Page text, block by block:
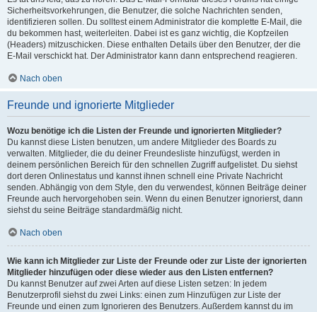
Sicherheitsvorkehrungen, die Benutzer, die solche Nachrichten senden,
identifizieren sollen. Du solltest einem Administrator die komplette E-Mail, die
du bekommen hast, weiterleiten. Dabei ist es ganz wichtig, die Kopfzeilen
(Headers) mitzuschicken. Diese enthalten Details über den Benutzer, der die
E-Mail verschickt hat. Der Administrator kann dann entsprechend reagieren.
Nach oben
Freunde und ignorierte Mitglieder
Wozu benötige ich die Listen der Freunde und ignorierten Mitglieder?
Du kannst diese Listen benutzen, um andere Mitglieder des Boards zu
verwalten. Mitglieder, die du deiner Freundesliste hinzufügst, werden in
deinem persönlichen Bereich für den schnellen Zugriff aufgelistet. Du siehst
dort deren Onlinestatus und kannst ihnen schnell eine Private Nachricht
senden. Abhängig von dem Style, den du verwendest, können Beiträge deiner
Freunde auch hervorgehoben sein. Wenn du einen Benutzer ignorierst, dann
siehst du seine Beiträge standardmäßig nicht.
Nach oben
Wie kann ich Mitglieder zur Liste der Freunde oder zur Liste der ignorierten
Mitglieder hinzufügen oder diese wieder aus den Listen entfernen?
Du kannst Benutzer auf zwei Arten auf diese Listen setzen: In jedem
Benutzerprofil siehst du zwei Links: einen zum Hinzufügen zur Liste der
Freunde und einen zum Ignorieren des Benutzers. Außerdem kannst du im